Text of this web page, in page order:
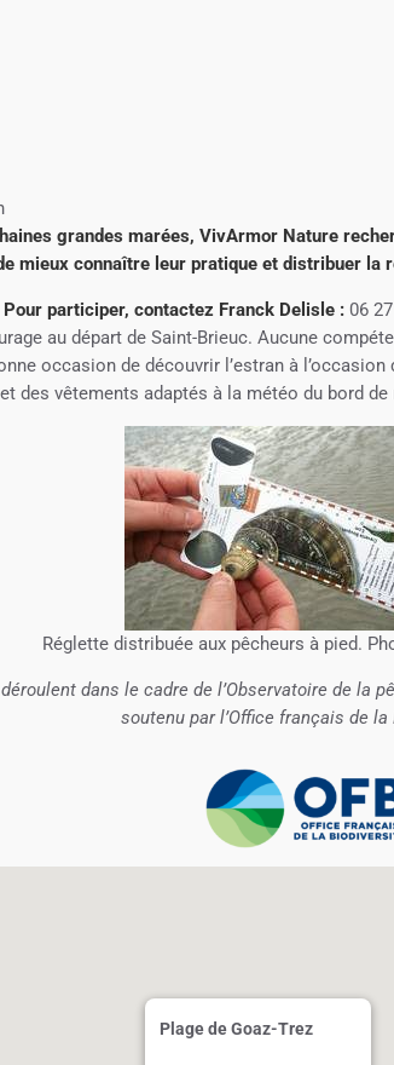
grandes marées, VivArmor Nature
mieux connaître leur pratique et distribuer
participer, contactez Franck Delisle : 06
au départ de Saint-Brieuc. Aucune
occasion de découvrir l’estran à
des vêtements adaptés à la météo du bord de
Réglette distribuée aux pêcheurs à pied.
dans le cadre de l’Observatoire de la
soutenu par l’Office français de
Plage de Goaz-Trez